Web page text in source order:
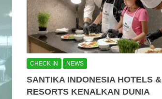
CHECK IN NEWS
SANTIKA INDONESIA HOTELS &
RESORTS KENALKAN DUNIA